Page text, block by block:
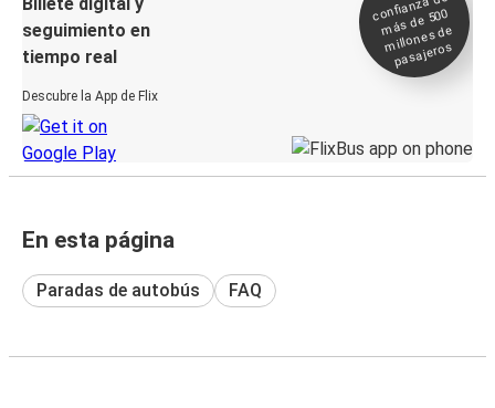
seguimiento en
tiempo real
Descubre la App de Flix
más de 500
millones de
pasajeros
En esta página
Paradas de autobús FAQ